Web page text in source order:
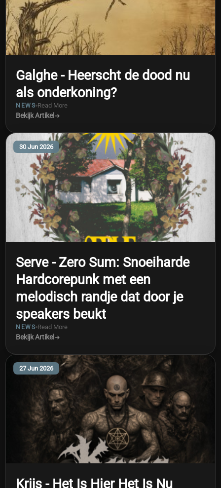
Galghe - Heerscht de dood nu
als onderkoning?
NEWS Read More
Bekijk Artikel
30 Jun 2026
Serve - Zero Sum: Snoeiharde
Hardcorepunk met een
melodisch randje dat door je
speakers beukt
NEWS Read More
Bekijk Artikel
27 Jun 2026
Krijs - Het Is Hier Het Is Nu